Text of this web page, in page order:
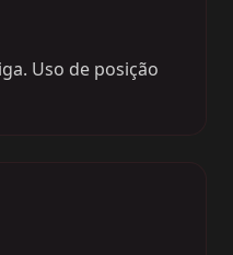
Uso de posição